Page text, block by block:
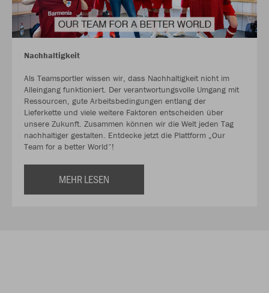
Nachhaltigkeit
Als Teamsportler wissen wir, dass Nachhaltigkeit nicht im
Alleingang funktioniert. Der verantwortungsvolle Umgang mit
Ressourcen, gute Arbeitsbedingungen entlang der
Lieferkette und viele weitere Faktoren entscheiden über
unsere Zukunft. Zusammen können wir die Welt jeden Tag
nachhaltiger gestalten. Entdecke jetzt die Plattform „Our
Team for a better World“!
MEHR LESEN